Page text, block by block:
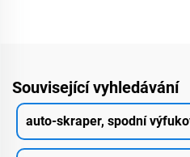
Související vyhledávání
auto-skraper, spodní